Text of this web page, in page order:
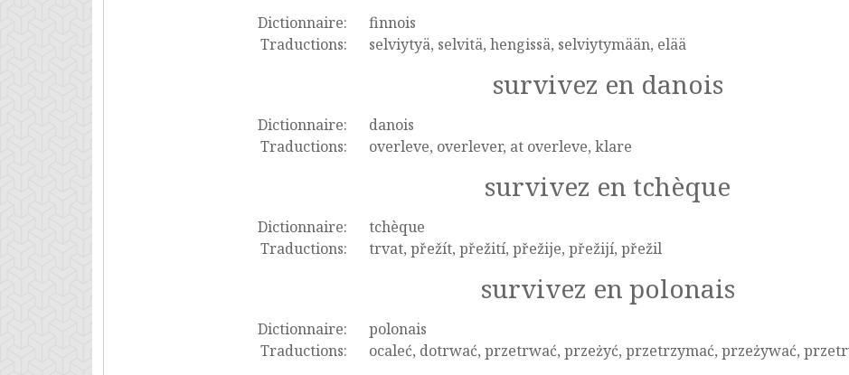
Dictionnaire:
finnois
Traductions:
selviytyä, selvitä, hengissä, selviytymään, elää
survivez en danois
Dictionnaire:
danois
Traductions:
overleve, overlever, at overleve, klare
survivez en tchèque
Dictionnaire:
tchèque
Traductions:
trvat, přežít, přežití, přežije, přežijí, přežil
survivez en polonais
Dictionnaire:
polonais
Traductions:
ocaleć, dotrwać, przetrwać, przeżyć, przetrzymać, przeżywać,